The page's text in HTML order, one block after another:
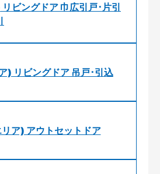
ビングドア 巾広引戸･片引
) リビングドア 吊戸･引込
ア) アウトセットドア